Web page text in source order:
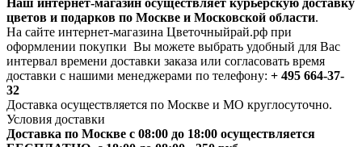
цветов и подарков по Москве и Московской области.
На сайте интернет-магазина Цветочныйрай.рф при
оформлении покупки Вы можете выбрать удобный для Вас
интервал времени доставки заказа или согласовать время
доставки с нашими менеджерами по телефону: + 495 664-37-
32
Доставка осуществляется по Москве и МО круглосуточно.
Условия доставки
Доставка по Москве с 08:00 до 18:00 осуществляется